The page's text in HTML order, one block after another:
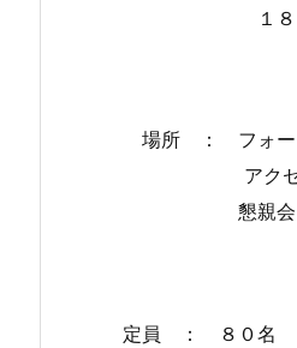
１８：
場所 ： フォー
アクセス
懇親会 ⇒ 旺
定員 ： ８０名